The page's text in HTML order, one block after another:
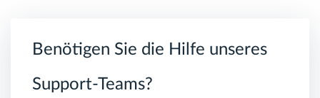
Benötigen Sie die Hilfe unseres
Support-Teams?